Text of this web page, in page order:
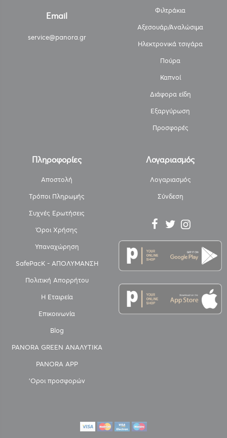
Email
service@panora.gr
Φιλτράκια
Αξεσουάρ/Αναλώσιμα
Ηλεκτρονικά τσιγάρα
Πούρα
Καπνοί
Διάφορα είδη
Εξαργύρωση
Προσφορές
Πληροφορίες
Αποστολή
Τρόποι Πληρωμής
Συχνές Ερωτήσεις
Όροι Χρήσης
Υπαναχώρηση
SafePacK - ΑΠΟΛΥΜΑΝΣΗ
Πολιτική Απορρήτου
Η Εταιρεία
Επικοινωνία
Blog
PANORA GREEN ΑΝΑΛΥΤΙΚΑ
PANORA APP
'Οροι προσφορών
Λογαριασμός
Λογαριασμός
Σύνδεση